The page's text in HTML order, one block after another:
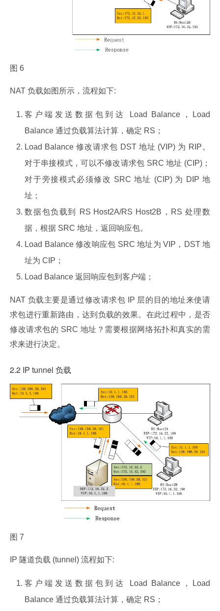
图 6
NAT 负载如图所示，流程如下:
客户端发送数据包到达 Load Balance，Load
Balance 通过负载算法计算，确定 RS；
Load Balance 修改请求包 DST 地址 (VIP) 为 RIP。
对于串接模式，可以不修改请求包 SRC 地址 (CIP)；
对于旁接模式必须修改 SRC 地址 (CIP) 为 DIP 地
址；
数据包负载到 RS Host2A/RS Host2B，RS 处理数
据，根据 SRC 地址，返回响应包。
Load Balance 修改响应包 SRC 地址为 VIP，DST 地
址为 CIP；
Load Balance 返回响应包到客户端；
NAT 负载主要是通过修改请求包 IP 层的目的地址来使请
求包进行重新路由，达到负载的效果。在此过程中，是否
修改请求包的 SRC 地址？需要根据网络拓扑和真实的需
求来进行决定。
2.2 IP tunnel 负载
图 7
IP 隧道负载 (tunnel) 流程如下:
客户端发送数据包到达 Load Balance，Load
Balance 通过负载算法计算，确定 RS；